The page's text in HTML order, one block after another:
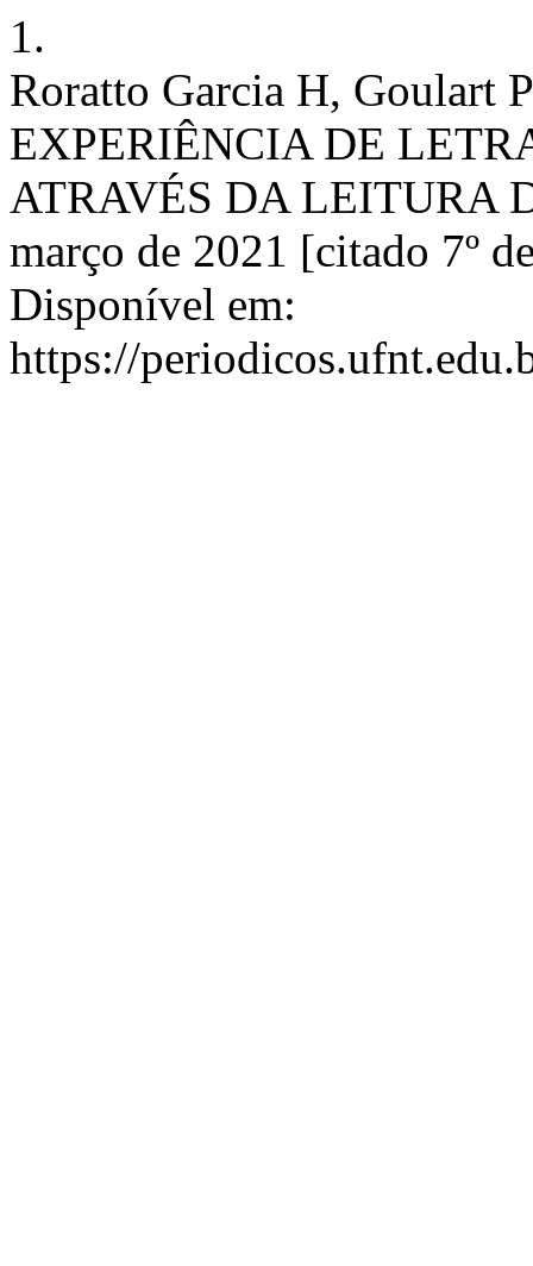
1.
Roratto Garcia H, Goulart
EXPERIÊNCIA DE
ATRAVÉS DA LEITURA
março de 2021 [citado 7º
Disponível em:
https://